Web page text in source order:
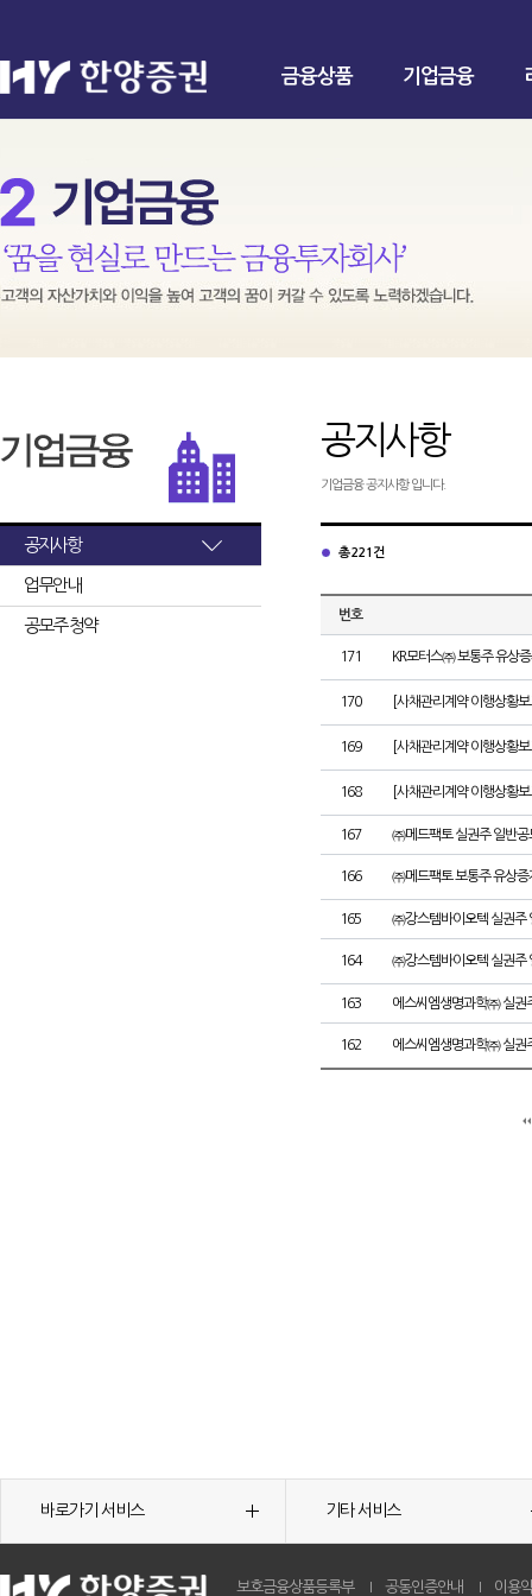
금융상품 기업금융
공지사항
업무안내
공모주 청약
공지사항
기업금융 공지사항 입니다.
총 221건
번호
171 KR모터스㈜ 보통주 유상
170 [사채관리계약 이행상황
169 [사채관리계약 이행상황
168 [사채관리계약 이행상황
167 ㈜메드팩토 실권주 일반공
166 ㈜메드팩토 보통주 유상
165 ㈜강스템바이오텍 실권주
164 ㈜강스템바이오텍 실권주
163 에스씨엠생명과학㈜ 실권
162 에스씨엠생명과학㈜ 실권
바로가기 서비스 기타 서비스
보호금융상품등록부 공동인증안내 이용